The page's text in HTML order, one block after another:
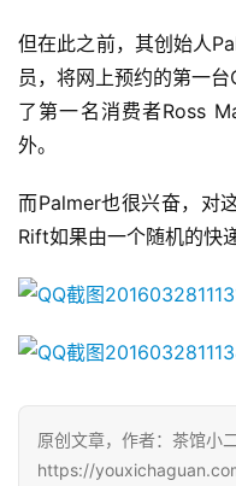
戏
界
手
游
戏
机
休
但在此之前，其创始人
员，将网上预约的第一
了第一名消费者Ross
外。
而Palmer也很兴奋，对
Rift如果由一个随机的快
原创文章，作者：茶馆小
https://